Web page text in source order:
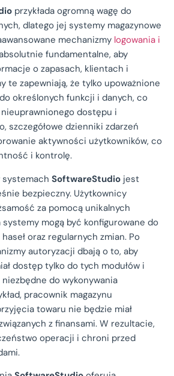
przykłada ogromną wagę do
dlatego jej systemy magazynowe
mechanizmy logowania i
fundamentalne, aby
o zapasach, klientach i
te zapewniają, że tylko upoważnione
określonych funkcji i danych, co
dostępu i
szczegółowe dzienniki zdarzeń
aktywności użytkowników, co
i kontrolę.
systemach SoftwareStudio jest
bezpieczny. Użytkownicy
za pomocą unikalnych
systemy mogą być konfigurowane do
oraz regularnych zmian. Po
autoryzacji dbają o to, aby
dostęp tylko do tych modułów i
do wykonywania
pracownik magazynu
towaru nie będzie miał
z finansami. W rezultacie,
operacji i chroni przed